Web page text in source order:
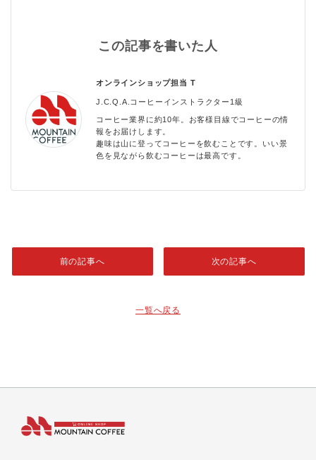
この記事を書いた人
オンラインショップ担当 T
J.C.Q.A.コーヒーインストラクター1級
コーヒー業界に約10年。お客様目線でコーヒーの情
報をお届けします。
趣味は山に登ってコーヒーを飲むことです。いい景
色を見ながら飲むコーヒーは最高です。
前の記事へ
一覧へ戻る
次の記事へ